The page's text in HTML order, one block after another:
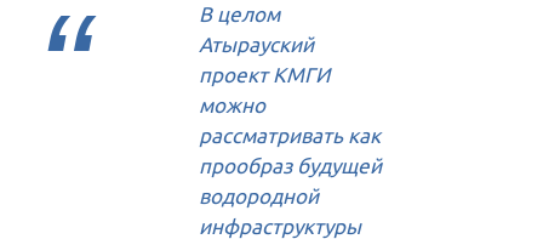
В целом
Атырауский
проект КМГИ
можно
рассматривать как
прообраз будущей
водородной
инфраструктуры